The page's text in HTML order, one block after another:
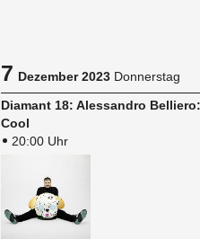
7Dezember 2023 Donnerstag
Dia­mant 18: Ales­san­dro Bel­lie­ro:
Cool
20:00 Uhr